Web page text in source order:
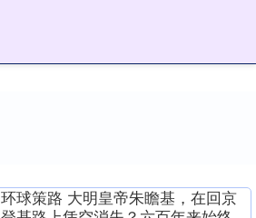
环球策路 大明皇帝朱瞻基，在回京